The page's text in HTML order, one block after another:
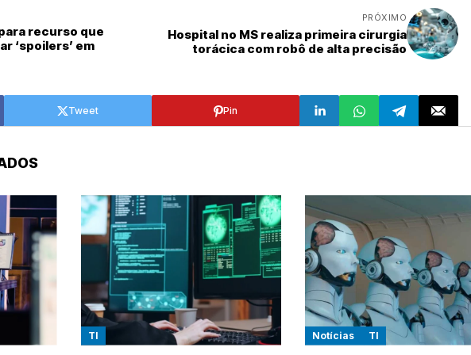
recurso que
‘spoilers’ em
PRÓXIMO
Hospital no MS realiza primeira cirurgia
torácica com robô de alta precisão
Tweet Pin
TI Notícias TI